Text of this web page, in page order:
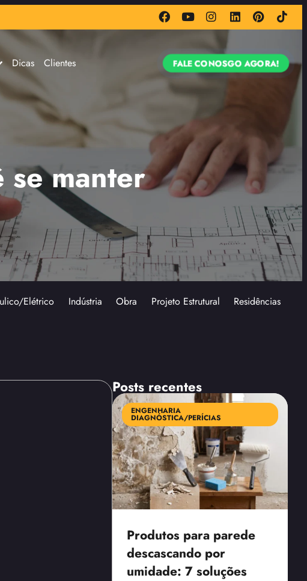
Dicas Clientes FALE CONOSGO AGORA!
se manter
Elétrico Indústria Obra Projeto Estrutural Residências
Posts recentes
ENGENHARIA
DIAGNÓSTICA/PERÍCIAS
Produtos para parede
descascando por
umidade: 7 soluções